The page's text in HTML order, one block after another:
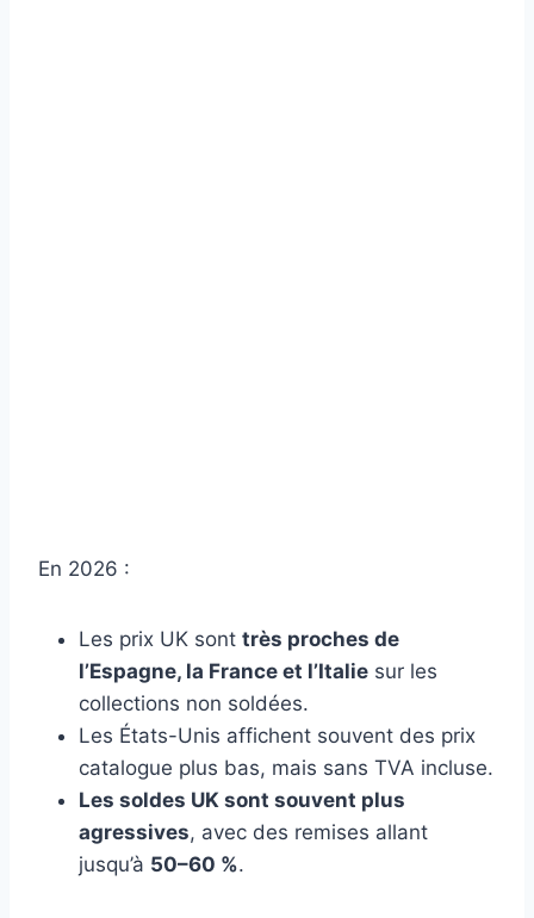
En 2026 :
Les prix UK sont très proches de
l’Espagne, la France et l’Italie sur les
collections non soldées.
Les États-Unis affichent souvent des prix
catalogue plus bas, mais sans TVA incluse.
Les soldes UK sont souvent plus
agressives, avec des remises allant
jusqu’à 50–60 %.